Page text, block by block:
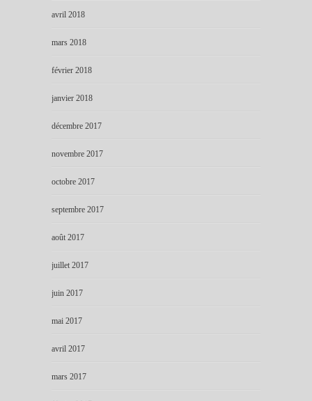
avril 2018
mars 2018
février 2018
janvier 2018
décembre 2017
novembre 2017
octobre 2017
septembre 2017
août 2017
juillet 2017
juin 2017
mai 2017
avril 2017
mars 2017